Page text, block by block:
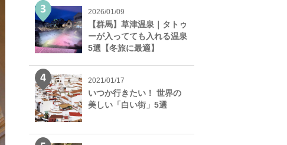
2026/01/09
【群馬】草津温泉｜タトゥ
ーが入ってても入れる温泉
5選【冬旅に最適】
2021/01/17
いつか行きたい！ 世界の
美しい「白い街」5選